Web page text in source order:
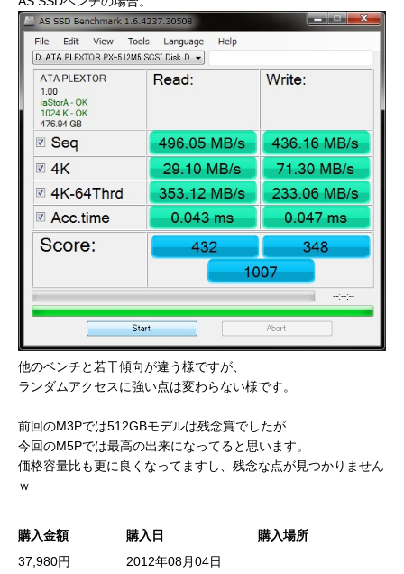
他のベンチと若干傾向が違う様ですが、
ランダムアクセスに強い点は変わらない様です。
前回のM3Pでは512GBモデルは残念賞でしたが
今回のM5Pでは最高の出来になってると思います。
価格容量比も更に良くなってますし、残念な点が見つかりません
ｗ
購入金額
37,980円
購入日
2012年08月04日
購入場所